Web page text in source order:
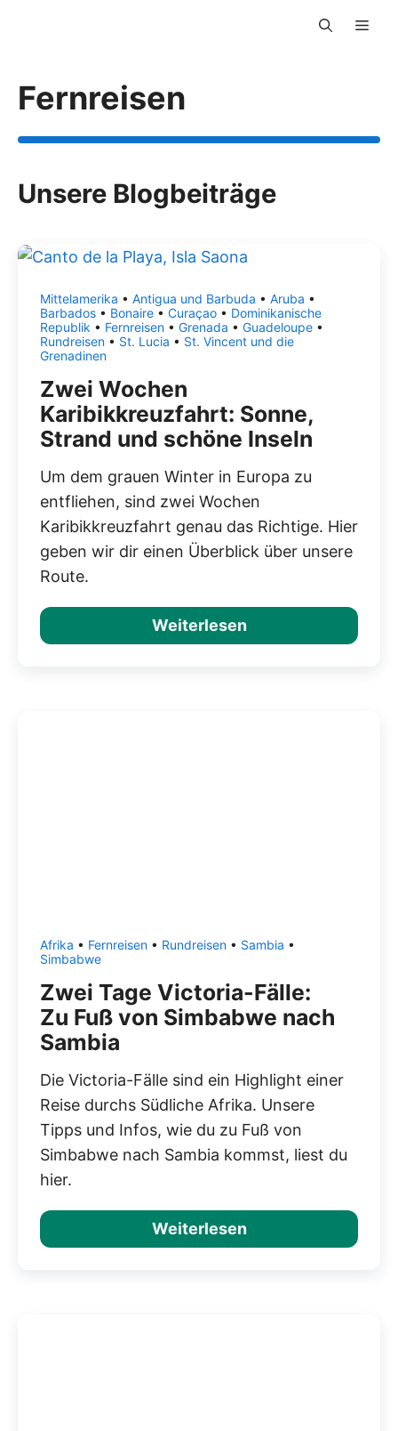
Fernreisen
Unsere Blogbeiträge
Mittelamerika • Antigua und Barbuda • Aruba •
Barbados • Bonaire • Curaçao • Dominikanische
Republik • Fernreisen • Grenada • Guadeloupe •
Rundreisen • St. Lucia • St. Vincent und die
Grenadinen
Zwei Wochen
Karibikkreuzfahrt: Sonne,
Strand und schöne Inseln
Um dem grauen Winter in Europa zu
entfliehen, sind zwei Wochen
Karibikkreuzfahrt genau das Richtige. Hier
geben wir dir einen Überblick über unsere
Route.
Weiterlesen
Afrika • Fernreisen • Rundreisen • Sambia •
Simbabwe
Zwei Tage Victoria-Fälle:
Zu Fuß von Simbabwe nach
Sambia
Die Victoria-Fälle sind ein Highlight einer
Reise durchs Südliche Afrika. Unsere
Tipps und Infos, wie du zu Fuß von
Simbabwe nach Sambia kommst, liest du
hier.
Weiterlesen